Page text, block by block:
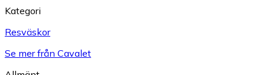
Kategori
Resväskor
Se mer från Cavalet